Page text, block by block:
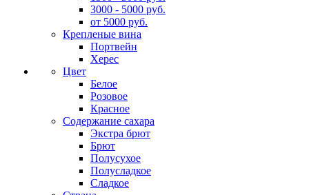
3000 - 5000 руб.
от 5000 руб.
Крепленые вина
Портвейн
Херес
Цвет
Белое
Розовое
Красное
Содержание сахара
Экстра брют
Брют
Полусухое
Полусладкое
Сладкое